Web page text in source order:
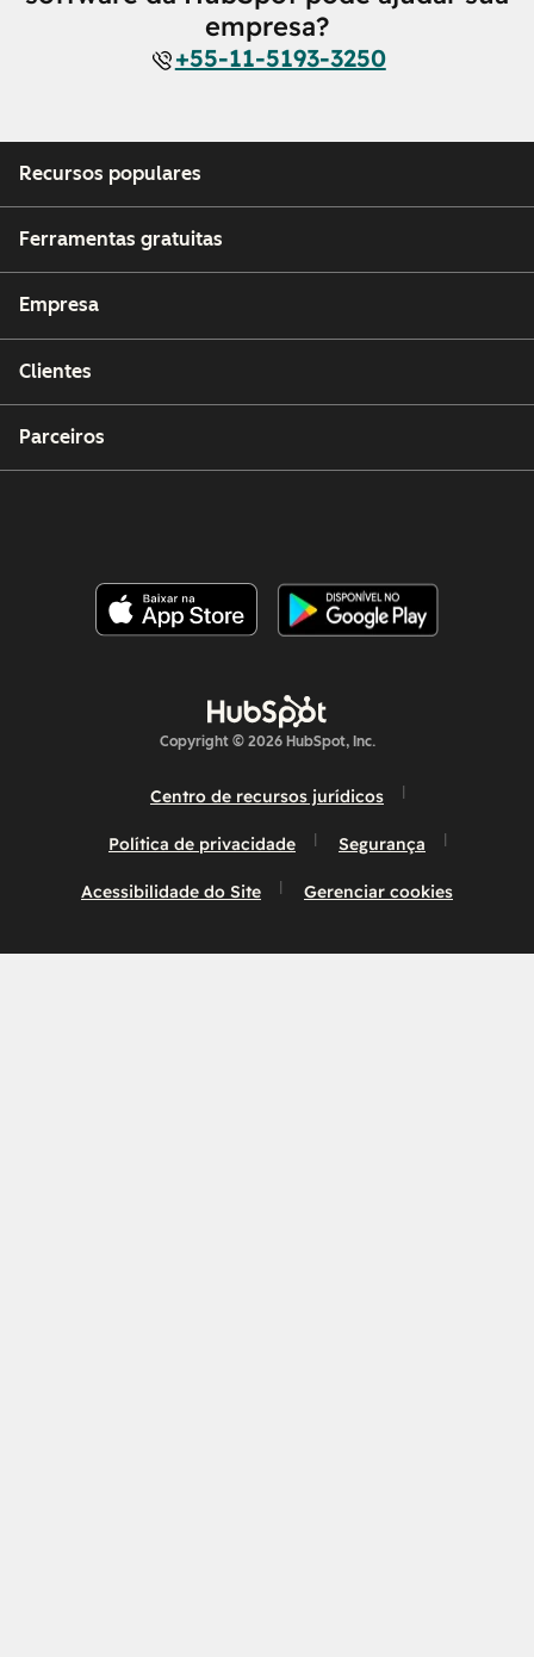
empresa?
+55-11-5193-3250
Recursos populares
Ferramentas gratuitas
Empresa
Clientes
Parceiros
Copyright © 2026 HubSpot, Inc.
Centro de recursos jurídicos
Política de privacidade Segurança
Acessibilidade do Site Gerenciar cookies